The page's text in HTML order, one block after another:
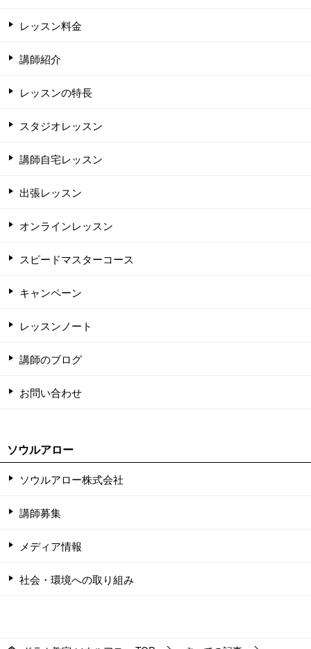
レッスン料金
講師紹介
レッスンの特長
スタジオレッスン
講師自宅レッスン
出張レッスン
オンラインレッスン
スピードマスターコース
キャンペーン
レッスンノート
講師のブログ
お問い合わせ
ソウルアロー
ソウルアロー株式会社
講師募集
メディア情報
社会・環境への取り組み